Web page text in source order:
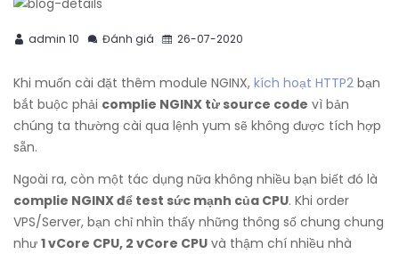
admin 10 Đánh giá 26-07-2020
Khi muốn cài đặt thêm module NGINX, kích hoạt HTTP2 bạn
bắt buộc phải complie NGINX từ source code vì bản
chúng ta thường cài qua lệnh yum sẽ không được tích hợp
sẵn.
Ngoài ra, còn một tác dụng nữa không nhiều bạn biết đó là
complie NGINX để test sức mạnh của CPU. Khi order
VPS/Server, bạn chỉ nhìn thấy những thông số chung chung
như 1 vCore CPU, 2 vCore CPU và thậm chí nhiều nhà